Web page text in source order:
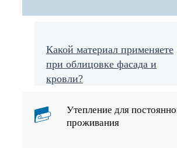
Какой материал применяете
при облицовке фасада и
кровли?
Утепление для
проживания